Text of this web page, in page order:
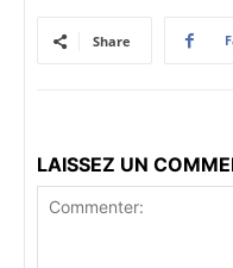
Share
LAISSEZ UN